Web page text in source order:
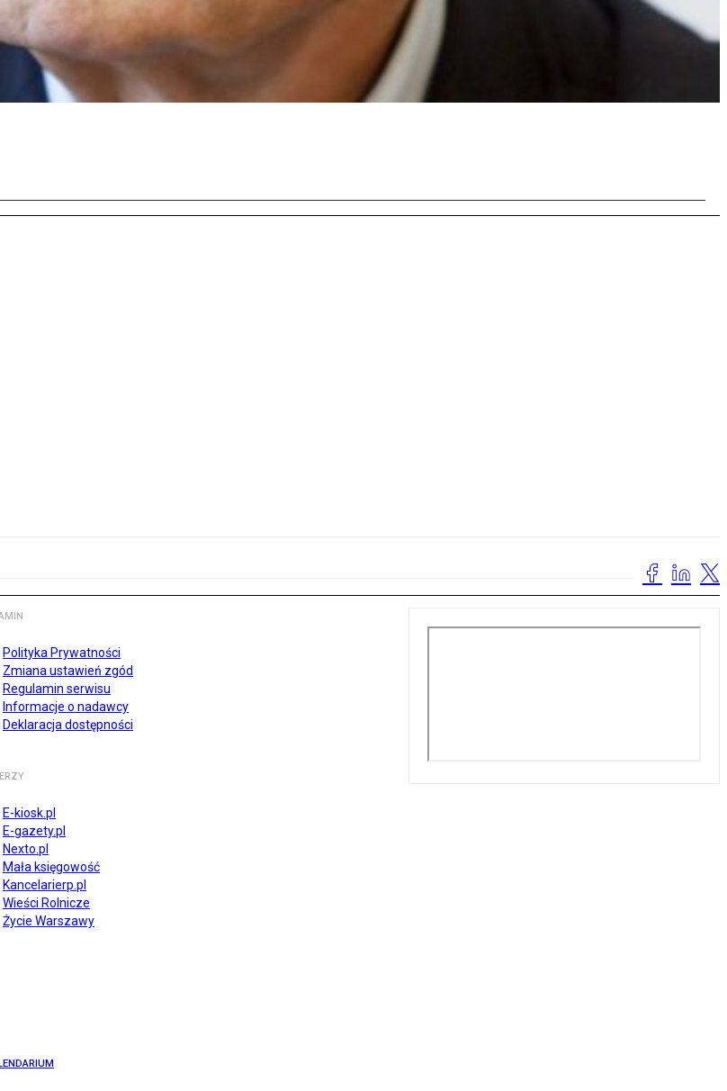
Polityka Prywatności
Zmiana ustawień zgód
Regulamin serwisu
Informacje o nadawcy
Deklaracja dostępności
E-kiosk.pl
E-gazety.pl
Nexto.pl
Mała księgowość
Kancelarierp.pl
Wieści Rolnicze
Życie Warszawy